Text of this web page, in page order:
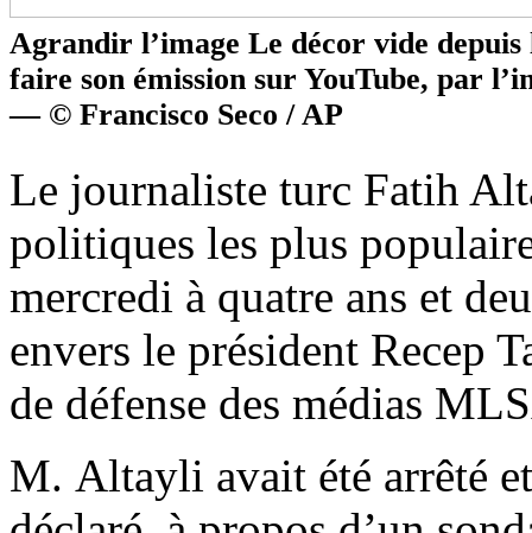
Agrandir l’image Le décor vide
faire son émission sur YouTube, par
— © Francisco Seco / AP
Le journaliste turc Fatih
politiques les plus
mercredi à quatre ans et
envers le président Recep
de défense des médias
M. Altayli avait été arrêté